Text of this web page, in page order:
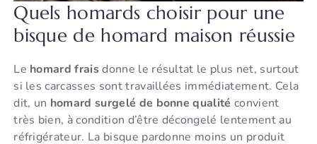
Quels homards choisir pour une
bisque de homard maison réussie
Le homard fraisdonne le résultat le plus net, surtout
si les carcasses sont travaillées immédiatement. Cela
dit, un homard surgelé de bonne qualité convient
très bien, à condition d’être décongelé lentement au
réfrigérateur. La bisque pardonne moins un produit